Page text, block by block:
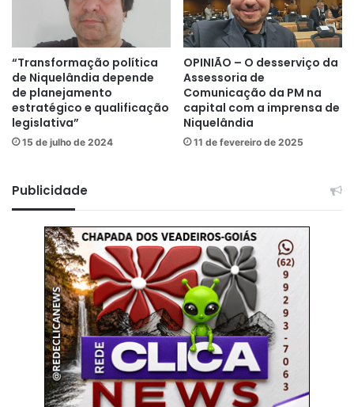
“Transformação política
de Niquelândia depende
de planejamento
estratégico e qualificação
legislativa”
15 de julho de 2024
OPINIÃO – O desserviço da
Assessoria de
Comunicação da PM na
capital com a imprensa de
Niquelândia
11 de fevereiro de 2025
Publicidade